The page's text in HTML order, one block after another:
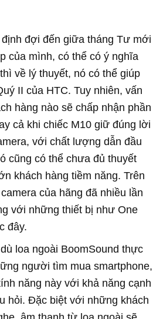
đợi đến giữa tháng Tư mới
của mình, có thể có ý nghĩa
về lý thuyết, nó có thể giúp
II của HTC. Tuy nhiên, vấn
hàng nào sẽ chấp nhận phần
cả khi chiếc M10 giữ đúng lời
với chất lượng dẫn đầu
cũng có thể chưa đủ thuyết
khách hàng tiềm năng. Trên
của hãng đã nhiều lần
với những thiết bị như One
đây.
loa ngoài BoomSound thực
người tìm mua smartphone,
năng này với khả năng cạnh
hỏi. Đặc biệt với những khách